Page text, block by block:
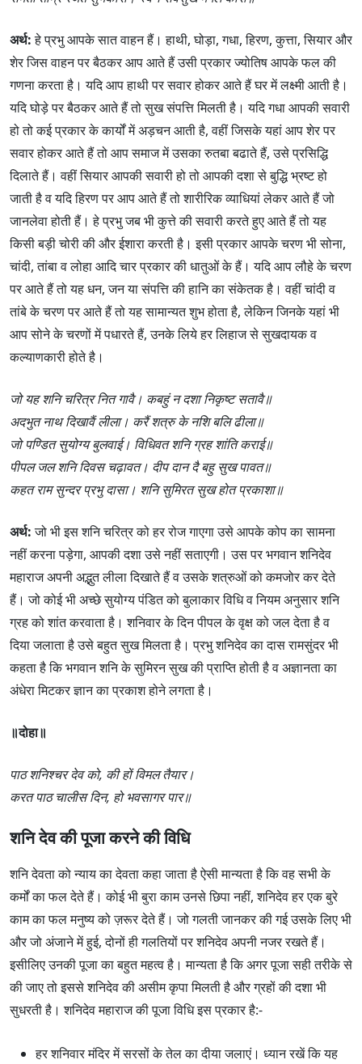
अर्थ:हे प्रभु आपके सात वाहन हैं। हाथी, घोड़ा, गधा, हिरण, कुत्ता, सियार और
शेर जिस वाहन पर बैठकर आप आते हैं उसी प्रकार ज्योतिष आपके फल की
गणना करता है। यदि आप हाथी पर सवार होकर आते हैं घर में लक्ष्मी आती है।
यदि घोड़े पर बैठकर आते हैं तो सुख संपत्ति मिलती है। यदि गधा आपकी सवारी
हो तो कई प्रकार के कार्यों में अड़चन आती है, वहीं जिसके यहां आप शेर पर
सवार होकर आते हैं तो आप समाज में उसका रुतबा बढाते हैं, उसे प्रसिद्धि
दिलाते हैं। वहीं सियार आपकी सवारी हो तो आपकी दशा से बुद्धि भ्रष्ट हो
जाती है व यदि हिरण पर आप आते हैं तो शारीरिक व्याधियां लेकर आते हैं जो
जानलेवा होती हैं। हे प्रभु जब भी कुत्ते की सवारी करते हुए आते हैं तो यह
किसी बड़ी चोरी की और ईशारा करती है। इसी प्रकार आपके चरण भी सोना,
चांदी, तांबा व लोहा आदि चार प्रकार की धातुओं के हैं। यदि आप लौहे के चरण
पर आते हैं तो यह धन, जन या संपत्ति की हानि का संकेतक है। वहीं चांदी व
तांबे के चरण पर आते हैं तो यह सामान्यत शुभ होता है, लेकिन जिनके यहां भी
आप सोने के चरणों में पधारते हैं, उनके लिये हर लिहाज से सुखदायक व
कल्याणकारी होते है।
जो यह शनि चरित्र नित गावै। कबहुं न दशा निकृष्ट सतावै॥
अदभुत नाथ दिखावैं लीला। करैं शत्रु के नशि बलि ढीला॥
जो पण्डित सुयोग्य बुलवाई। विधिवत शनि ग्रह शांति कराई॥
पीपल जल शनि दिवस चढ़ावत। दीप दान दै बहु सुख पावत॥
कहत राम सुन्दर प्रभु दासा। शनि सुमिरत सुख होत प्रकाशा॥
अर्थ:जो भी इस शनि चरित्र को हर रोज गाएगा उसे आपके कोप का सामना
नहीं करना पड़ेगा, आपकी दशा उसे नहीं सताएगी। उस पर भगवान शनिदेव
महाराज अपनी अद्भुत लीला दिखाते हैं व उसके शत्रुओं को कमजोर कर देते
हैं। जो कोई भी अच्छे सुयोग्य पंडित को बुलाकार विधि व नियम अनुसार शनि
ग्रह को शांत करवाता है। शनिवार के दिन पीपल के वृक्ष को जल देता है व
दिया जलाता है उसे बहुत सुख मिलता है। प्रभु शनिदेव का दास रामसुंदर भी
कहता है कि भगवान शनि के सुमिरन सुख की प्राप्ति होती है व अज्ञानता का
अंधेरा मिटकर ज्ञान का प्रकाश होने लगता है।
॥दोहा॥
पाठ शनिश्चर देव को, की हों विमल तैयार।
करत पाठ चालीस दिन, हो भवसागर पार॥
शनि देव की पूजा करने की विधि
शनि देवता को न्याय का देवता कहा जाता है ऐसी मान्यता है कि वह सभी के
कर्मों का फल देते हैं। कोई भी बुरा काम उनसे छिपा नहीं, शनिदेव हर एक बुरे
काम का फल मनुष्य को ज़रूर देते हैं। जो गलती जानकर की गई उसके लिए भी
और जो अंजाने में हुई, दोनों ही गलतियों पर शनिदेव अपनी नजर रखते हैं।
इसीलिए उनकी पूजा का बहुत महत्व है। मान्यता है कि अगर पूजा सही तरीके से
की जाए तो इससे शनिदेव की असीम कृपा मिलती है और ग्रहों की दशा भी
सुधरती है। शनिदेव महाराज की पूजा विधि इस प्रकार है:-
हर शनिवार मंदिर में सरसों के तेल का दीया जलाएं। ध्यान रखें कि यह